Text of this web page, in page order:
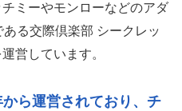
ミーやモンローなどのアダ
る交際倶楽部 シークレッ
営しています。
ら運営されており、チ